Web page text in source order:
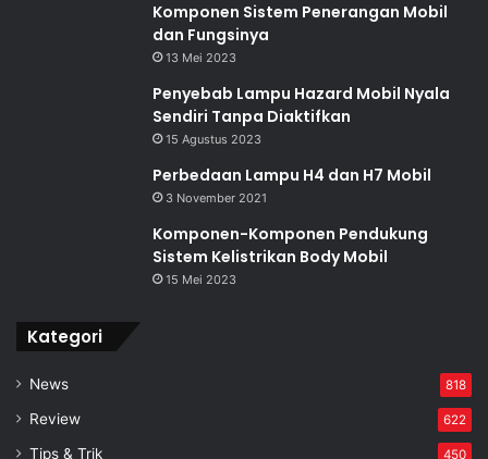
Komponen Sistem Penerangan Mobil
dan Fungsinya
13 Mei 2023
Penyebab Lampu Hazard Mobil Nyala
Sendiri Tanpa Diaktifkan
15 Agustus 2023
Perbedaan Lampu H4 dan H7 Mobil
3 November 2021
Komponen-Komponen Pendukung
Sistem Kelistrikan Body Mobil
15 Mei 2023
Kategori
News 818
Review 622
Tips & Trik 450